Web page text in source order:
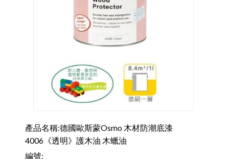
產品名稱:德國歐斯蒙Osmo 木材防潮底漆
4006《透明》護木油 木蠟油
編號: